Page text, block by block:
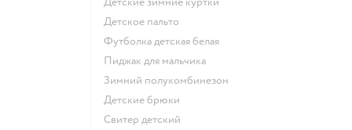
Детское пальто
Футболка детская белая
Пиджак для мальчика
Зимний полукомбинезон
Детские брюки
Свитер детский